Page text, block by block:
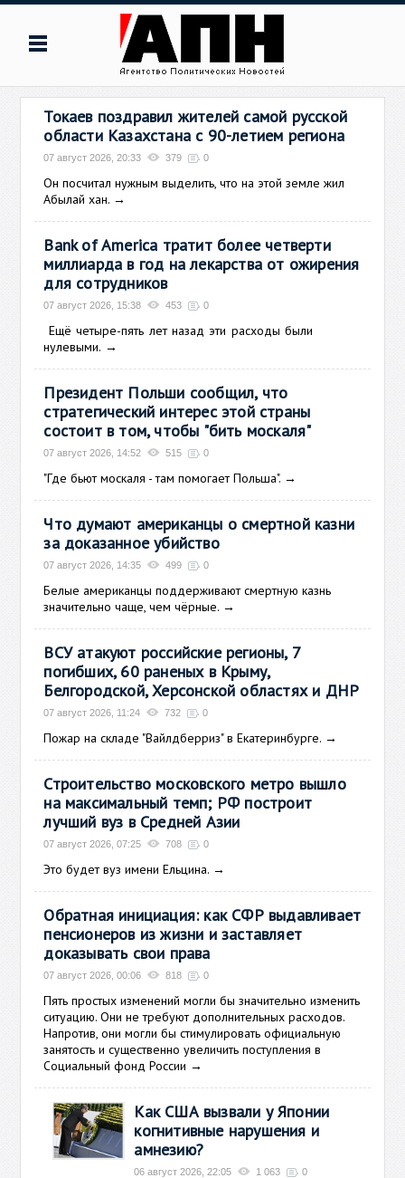
Токаев поздравил жителей самой русской
области Казахстана с 90-летием региона
07 август 2026, 20:33 379 0
Он посчитал нужным выделить, что на этой земле жил
Абылай хан. →
Bank of America тратит более четверти
миллиарда в год на лекарства от ожирения
для сотрудников
07 август 2026, 15:38 453 0
Ещё четыре-пять лет назад эти расходы были
нулевыми. →
Президент Польши сообщил, что
стратегический интерес этой страны
состоит в том, чтобы "бить москаля"
07 август 2026, 14:52 515 0
"Где бьют москаля - там помогает Польша". →
Что думают американцы о смертной казни
за доказанное убийство
07 август 2026, 14:35 499 0
Белые американцы поддерживают смертную казнь
значительно чаще, чем чёрные. →
ВСУ атакуют российские регионы, 7
погибших, 60 раненых в Крыму,
Белгородской, Херсонской областях и ДНР
07 август 2026, 11:24 732 0
Пожар на складе "Вайлдберриз" в Екатеринбурге. →
Строительство московского метро вышло
на максимальный темп; РФ построит
лучший вуз в Средней Азии
07 август 2026, 07:25 708 0
Это будет вуз имени Ельцина. →
Обратная инициация: как СФР выдавливает
пенсионеров из жизни и заставляет
доказывать свои права
07 август 2026, 00:06 818 0
Пять простых изменений могли бы значительно изменить
ситуацию. Они не требуют дополнительных расходов.
Напротив, они могли бы стимулировать официальную
занятость и существенно увеличить поступления в
Социальный фонд России →
Как США вызвали у Японии
когнитивные нарушения и
амнезию?
06 август 2026, 22:05 1 063 0